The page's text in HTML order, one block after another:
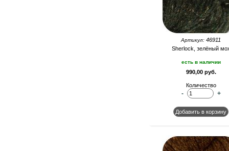
Артикул: 46911
Sherlock, зелёный
есть в наличии
990,00 руб.
Количество
- +